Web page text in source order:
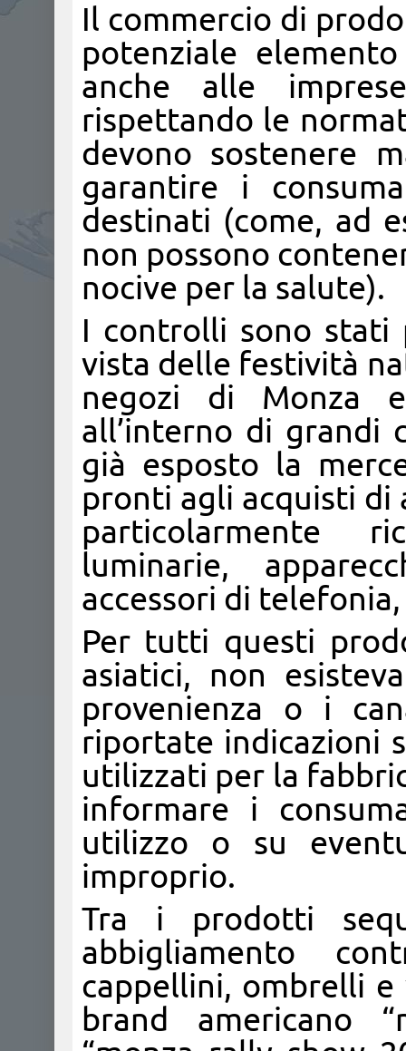
Il commercio di
potenziale
anche alle
rispettando le
devono sostenere
garantire i
destinati (come, ad
non possono
nocive per la salute).
I controlli sono stati
vista delle festività
negozi di Monza
all’interno di grandi
già esposto la
pronti agli acquisti
particolarmente
luminarie,
accessori di
Per tutti questi
asiatici, non
provenienza o i
riportate indicazioni
utilizzati per la
informare i
utilizzo o su
improprio.
Tra i prodotti
abbigliamento
cappellini, ombrelli
brand americano